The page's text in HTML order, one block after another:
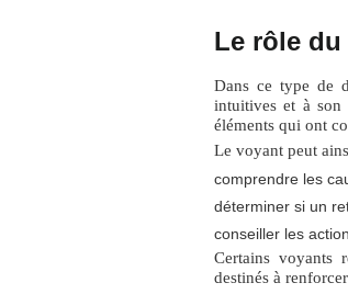
Le rôle
Dans ce type de
intuitives et à son
éléments qui ont
Le voyant peut
comprendre les
déterminer si un
conseiller les
Certains voyants
destinés à